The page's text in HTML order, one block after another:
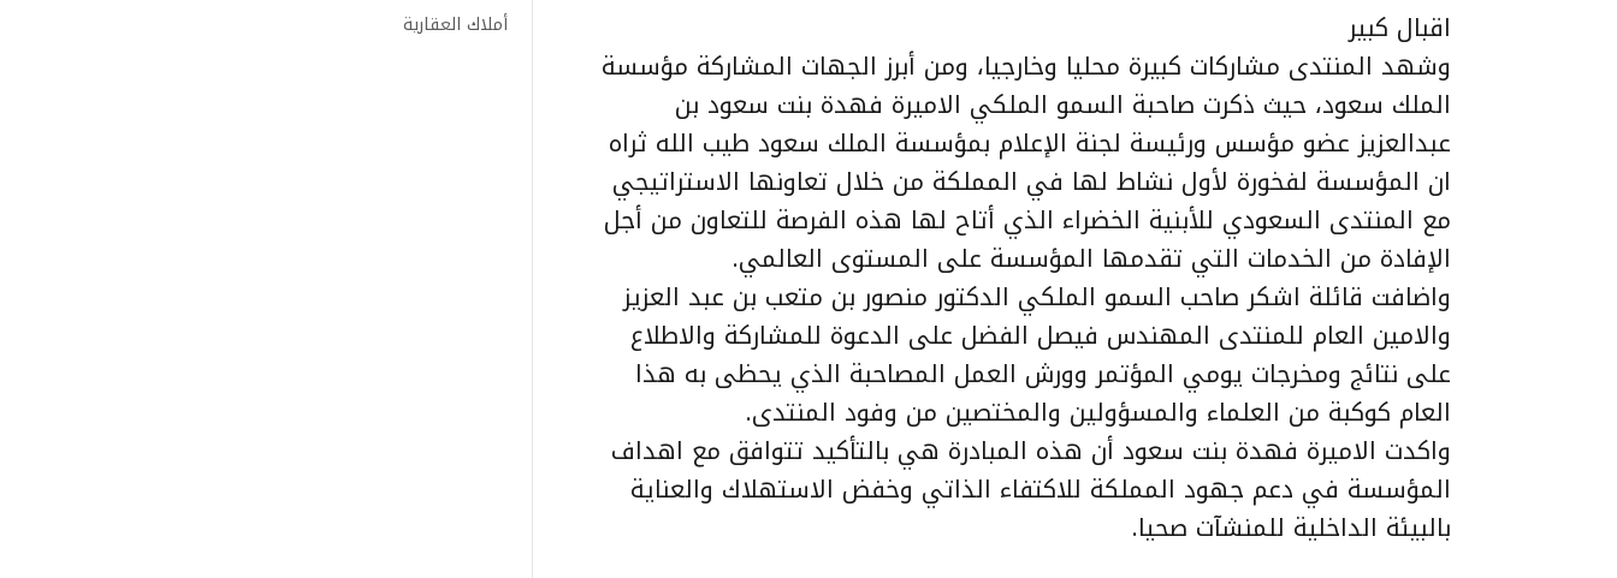
اقبال كبير
وشهد المنتدى مشاركات كبيرة محليا وخارجيا، ومن أبرز الجهات المشاركة مؤسسة
الملك سعود، حيث ذكرت صاحبة السمو الملكي الاميرة فهدة بنت سعود بن
عبدالعزيز عضو مؤسس ورئيسة لجنة الإعلام بمؤسسة الملك سعود طيب الله ثراه
ان المؤسسة لفخورة لأول نشاط لها في المملكة من خلال تعاونها الاستراتيجي
مع المنتدى السعودي للأبنية الخضراء الذي أتاح لها هذه الفرصة للتعاون من أجل
الإفادة من الخدمات التي تقدمها المؤسسة على المستوى العالمي.
واضافت قائلة اشكر صاحب السمو الملكي الدكتور منصور بن متعب بن عبد العزيز
والامين العام للمنتدى المهندس فيصل الفضل على الدعوة للمشاركة والاطلاع
على نتائج ومخرجات يومي المؤتمر وورش العمل المصاحبة الذي يحظى به هذا
العام كوكبة من العلماء والمسؤولين والمختصين من وفود المنتدى.
واكدت الاميرة فهدة بنت سعود أن هذه المبادرة هي بالتأكيد تتوافق مع اهداف
المؤسسة في دعم جهود المملكة للاكتفاء الذاتي وخفض الاستهلاك والعناية
بالبيئة الداخلية للمنشآت صحيا.
أملاك العقارية